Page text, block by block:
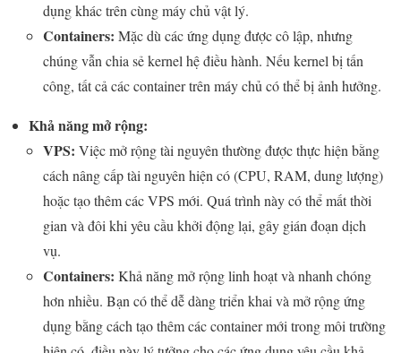
dụng khác trên cùng máy chủ vật lý.
Containers: Mặc dù các ứng dụng được cô lập, nhưng
chúng vẫn chia sẻ kernel hệ điều hành. Nếu kernel bị tấn
công, tất cả các container trên máy chủ có thể bị ảnh hưởng.
Khả năng mở rộng:
VPS: Việc mở rộng tài nguyên thường được thực hiện bằng
cách nâng cấp tài nguyên hiện có (CPU, RAM, dung lượng)
hoặc tạo thêm các VPS mới. Quá trình này có thể mất thời
gian và đôi khi yêu cầu khởi động lại, gây gián đoạn dịch
vụ.
Containers: Khả năng mở rộng linh hoạt và nhanh chóng
hơn nhiều. Bạn có thể dễ dàng triển khai và mở rộng ứng
dụng bằng cách tạo thêm các container mới trong môi trường